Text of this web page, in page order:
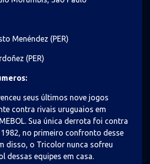
Menéndez (PER)
(PER)
seus últimos nove jogos
contra rivais uruguaios em
Sua única derrota foi contra
1982, no primeiro confronto desse
disso, o Tricolor nunca sofreu
dessas equipes em casa.